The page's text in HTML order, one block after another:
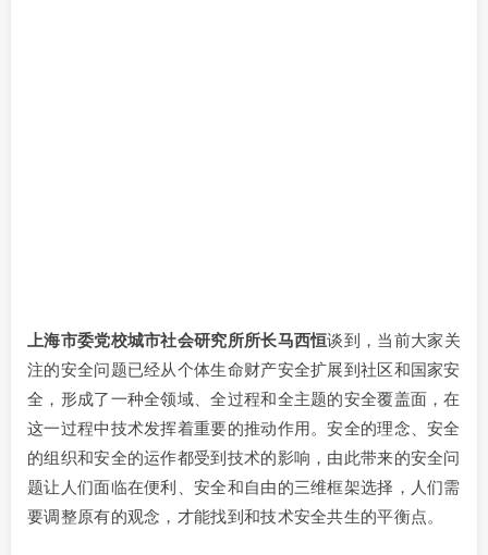
上海市委党校城市社会研究所所长马西恒谈到，当前大家关
注的安全问题已经从个体生命财产安全扩展到社区和国家安
全，形成了一种全领域、全过程和全主题的安全覆盖面，在
这一过程中技术发挥着重要的推动作用。安全的理念、安全
的组织和安全的运作都受到技术的影响，由此带来的安全问
题让人们面临在便利、安全和自由的三维框架选择，人们需
要调整原有的观念，才能找到和技术安全共生的平衡点。